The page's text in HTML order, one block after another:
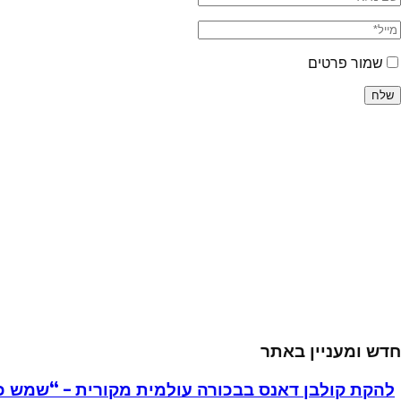
שמור פרטים
חדש ומעניין באתר
להקת קולבן דאנס בבכורה עולמית מקורית – “שמש